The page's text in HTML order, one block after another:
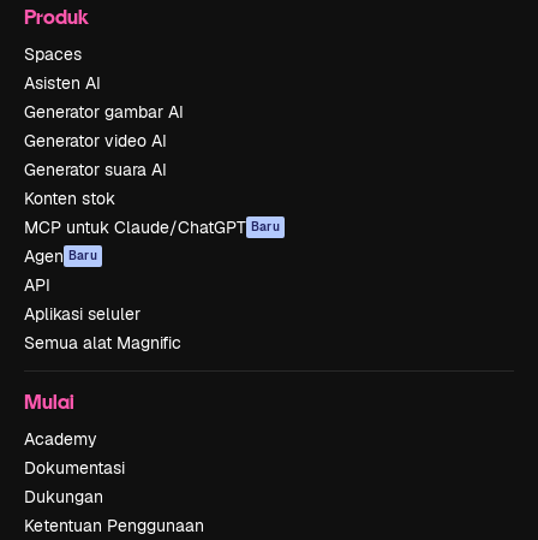
Produk
Spaces
Asisten AI
Generator gambar AI
Generator video AI
Generator suara AI
Konten stok
MCP untuk Claude/ChatGPT Baru
Agen Baru
API
Aplikasi seluler
Semua alat Magnific
Mulai
Academy
Dokumentasi
Dukungan
Ketentuan Penggunaan